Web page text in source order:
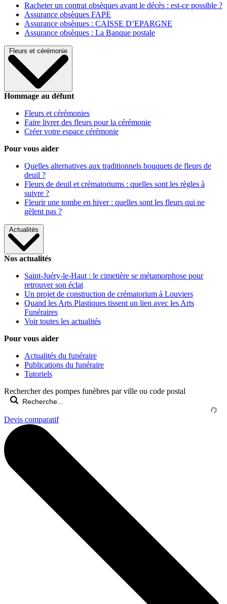
Racheter un contrat obsèques avant le décès : est-ce possible ?
Assurance obsèques FAPE
Assurance obsèques : CAISSE D’EPARGNE
Assurance obsèques : La Banque postale
Fleurs et cérémonie
Hommage au défunt
Fleurs et cérémonies
Faire livrer des fleurs pour la cérémonie
Créer votre espace cérémonie
Pour vous aider
Quelles alternatives aux traditionnels bouquets de fleurs de
deuil ?
Fleurs de deuil et crématoriums : quelles sont les règles à
suivre ?
Fleurir une tombe en hiver : quelles sont les fleurs qui ne
gèlent pas ?
Actualités
Nos actualités
Saint-Juéry-le-Haut : le cimetière se métamorphose pour
retrouver son éclat
Un projet de construction de crématorium à Louviers
Quand les Arts Plastiques tissent un lien avec les Arts
Funéraires
Voir toutes les actualités
Pour vous aider
Actualités du funéraire
Publications du funéraire
Tutoriels
Rechercher des pompes funèbres par ville ou code postal
Devis comparatif